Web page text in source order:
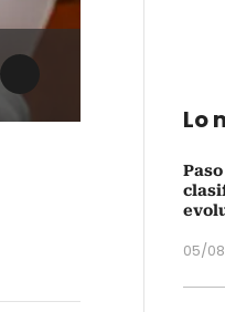
Lo
05/